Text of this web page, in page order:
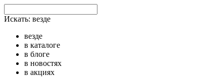
Искать: везде
везде
в каталоге
в блоге
в новостях
в акциях